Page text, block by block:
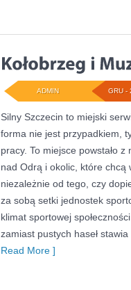
GRU -
ADMIN
Silny Szczecin to miejski
forma nie jest przypadkiem,
pracy. To miejsce powstało
nad Odrą i okolic, które chcą
niezależnie od tego, czy
za sobą setki jednostek
klimat sportowej
zamiast pustych haseł
Read More ]